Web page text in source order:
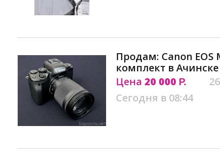
Продам: Canon EOS
комплект в Ачинске
Цена 20 000 Р.
Сегодня в 08:44